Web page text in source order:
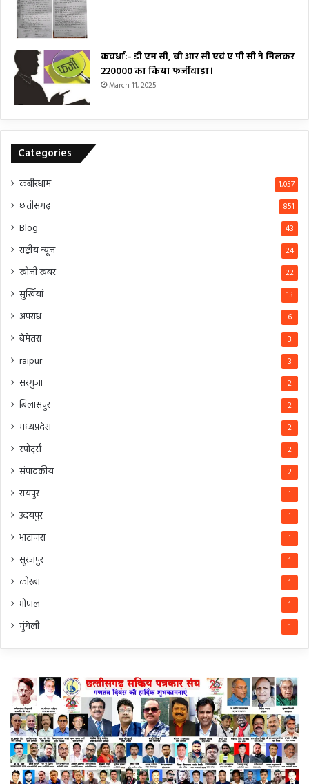
कवर्धा:- डी एम सी, बी आर सी एवं ए पी सी ने मिलकर
₹220000 का किया फर्जीवाड़ा।
March 11, 2025
Categories
कबीरधाम 1,057
छत्तीसगढ़ 851
Blog 43
राष्ट्रीय न्यूज 24
खोजी खबर 22
सुर्खियां 13
अपराध 6
बेमेतरा 3
raipur 3
सरगुजा 2
बिलासपुर 2
मध्यप्रदेश 2
स्पोर्ट्स 2
संपादकीय 2
रायपुर 1
उदयपुर 1
भाटापारा 1
सूरजपुर 1
कोरबा 1
भोपाल 1
मुंगेली 1